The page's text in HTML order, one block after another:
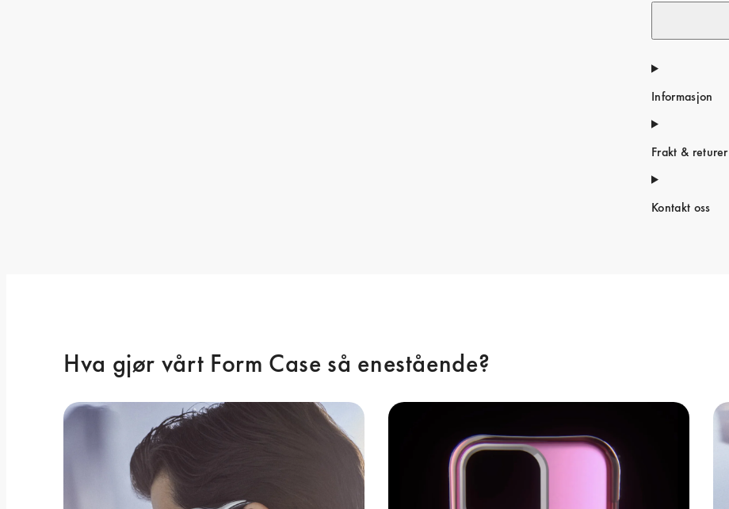
Informasjon
Frakt & returer
Kontakt oss
Hva gjør vårt Form Case så enestående?